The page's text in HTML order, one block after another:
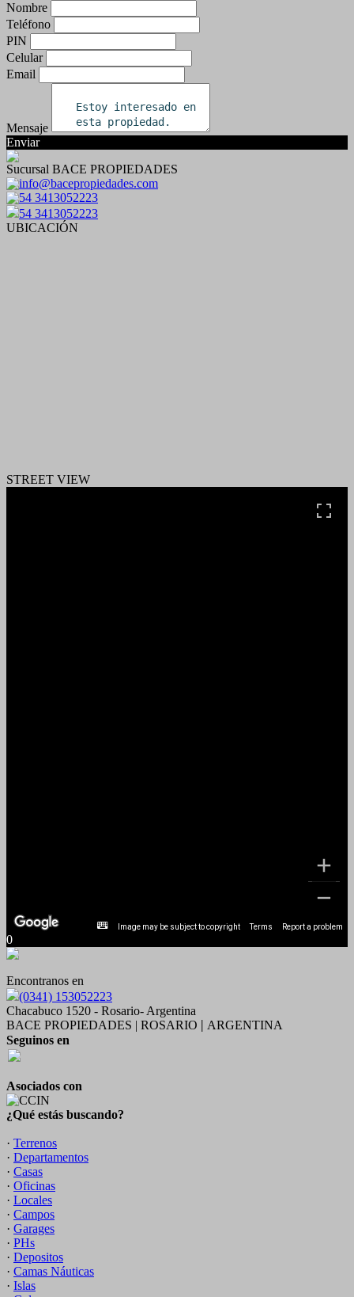
Nombre
Teléfono
PIN
Celular
Email
Mensaje
Enviar
Sucursal BACE PROPIEDADES
info@bacepropiedades.com
54 3413052223
54 3413052223
UBICACIÓN
STREET VIEW
Image may be subject to copyright Terms Report a problem
0
Encontranos en
(0341) 153052223
Chacabuco 1520 - Rosario- Argentina
BACE PROPIEDADES | ROSARIO
ARGENTINA
Seguinos en
Asociados con
¿Qué estás buscando?
· Terrenos
· Departamentos
· Casas
· Oficinas
· Locales
· Campos
· Garages
· PHs
· Depositos
· Camas Náuticas
· Islas